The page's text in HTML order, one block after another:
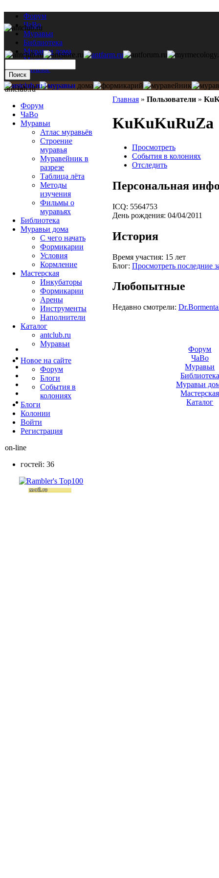
Форум
ЧаВо
Муравьи
Библиотека
Муравьи дома
Мастерская
Каталог
Главная » Пользователи »
KuKuKuRuZa
Просмотреть
События в колониях
Отследить
Персональная
ICQ: 5564753
День рождения: 04/04/2011
История
Время участия: 15 лет
Блог: Просмотреть последние
Любопытные
Недавно смотрели:
antclub.ru
Форум
ЧаВо
Муравьи
Атлас муравьёв
Строение
муравья
Муравейник в
разрезе
Таблица лёта
Методы
изучения
Фильмы о
муравьях
Библиотека
Муравьи дома
С чего начать
Формикарии
Условия
Кормление
Мастерская
Инкубаторы
Формикарии
Арены
Инструменты
Наполнители
Каталог
antclub.ru
Муравьи
Новое на сайте
Форум
Блоги
События в
колониях
Блоги
Колонии
Войти
Peгиcтpaция
on-line
гостей: 36
Форум
ЧаВо
Муравьи
Библиотека
Муравьи
Мастерская
Каталог